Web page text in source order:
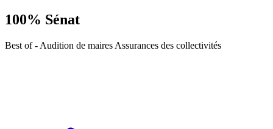
100% Sénat
Best of - Audition de maires Assurances des collectivités